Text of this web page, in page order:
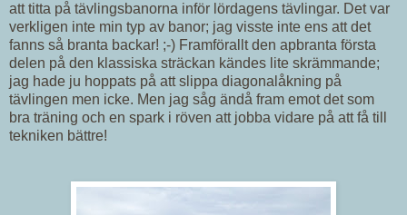
att titta på tävlingsbanorna inför lördagens tävlingar. Det var
verkligen inte min typ av banor; jag visste inte ens att det
fanns så branta backar! ;-) Framförallt den apbranta första
delen på den klassiska sträckan kändes lite skrämmande;
jag hade ju hoppats på att slippa diagonalåkning på
tävlingen men icke. Men jag såg ändå fram emot det som
bra träning och en spark i röven att jobba vidare på att få till
tekniken bättre!